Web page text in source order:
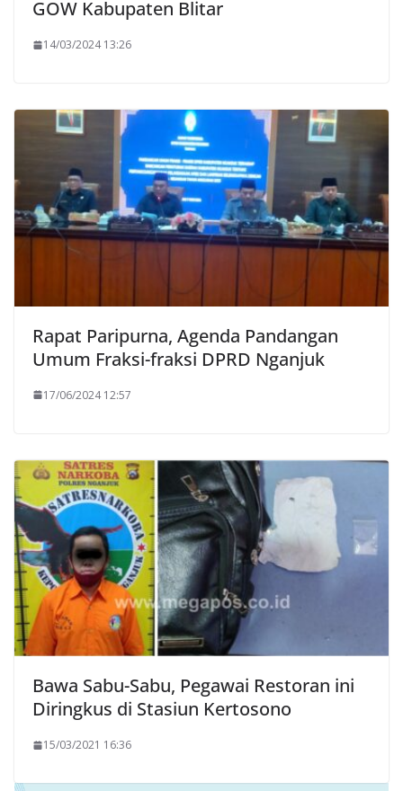
GOW Kabupaten Blitar
14/03/2024 13:26
Rapat Paripurna, Agenda Pandangan
Umum Fraksi-fraksi DPRD Nganjuk
17/06/2024 12:57
Bawa Sabu-Sabu, Pegawai Restoran ini
Diringkus di Stasiun Kertosono
15/03/2021 16:36